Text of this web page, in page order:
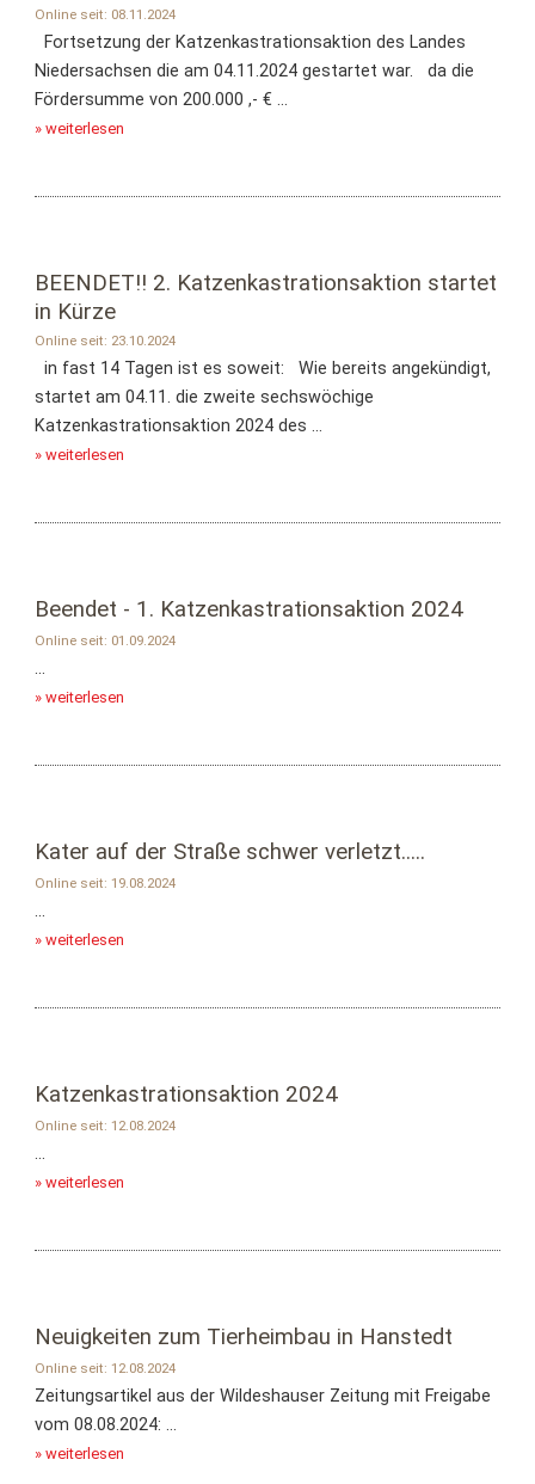
Online seit: 08.11.2024
Fortsetzung der Katzenkastrationsaktion des Landes
Niedersachsen die am 04.11.2024 gestartet war. da die
Fördersumme von 200.000 ,- € ...
» weiterlesen
BEENDET!! 2. Katzenkastrationsaktion startet
in Kürze
Online seit: 23.10.2024
in fast 14 Tagen ist es soweit: Wie bereits angekündigt,
startet am 04.11. die zweite sechswöchige
Katzenkastrationsaktion 2024 des ...
» weiterlesen
Beendet - 1. Katzenkastrationsaktion 2024
Online seit: 01.09.2024
...
» weiterlesen
Kater auf der Straße schwer verletzt.....
Online seit: 19.08.2024
...
» weiterlesen
Katzenkastrationsaktion 2024
Online seit: 12.08.2024
...
» weiterlesen
Neuigkeiten zum Tierheimbau in Hanstedt
Online seit: 12.08.2024
Zeitungsartikel aus der Wildeshauser Zeitung mit Freigabe
vom 08.08.2024: ...
» weiterlesen